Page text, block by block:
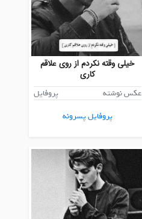
خیلی وقته نکردم از روی علاقم
کاری
عکس نوشته
پروفایل
پروفایل پسرونه